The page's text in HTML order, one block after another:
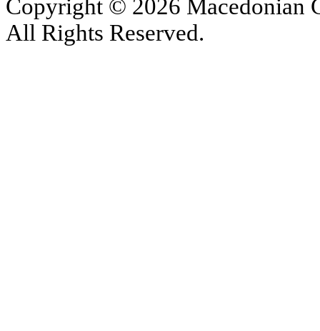
Copyright © 2026 Macedonian
All Rights Reserved.